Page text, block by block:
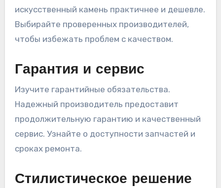
искусственный камень практичнее и дешевле.
Выбирайте проверенных производителей,
чтобы избежать проблем с качеством.
Гарантия и сервис
Изучите гарантийные обязательства.
Надежный производитель предоставит
продолжительную гарантию и качественный
сервис. Узнайте о доступности запчастей и
сроках ремонта.
Стилистическое решение